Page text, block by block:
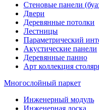
Стеновые панели
Двери
Деревянные потолки
Лестницы
Параметрический
Акустические панели
Деревянные панно
Арт коллекция
Многослойный паркет
Инженерный модуль
Инженерная доска